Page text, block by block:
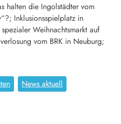
halten die Ingolstädter vom
Inklusionsspielplatz in
Weihnachtsmarkt auf
vom BRK in Neuburg;
News aktuell